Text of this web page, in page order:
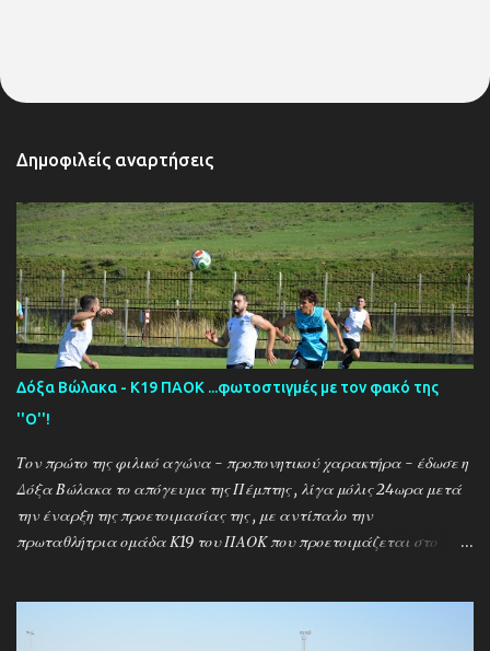
Δημοφιλείς αναρτήσεις
Δόξα Βώλακα - Κ19 ΠΑΟΚ ...φωτοστιγμές με τον φακό της
''Ο''!
Τον πρώτο της φιλικό αγώνα - προπονητικού χαρακτήρα - έδωσε η
Δόξα Βώλακα το απόγευμα της Πέμπτης , λίγα μόλις 24ωρα μετά
την έναρξη της προετοιμασίας της , με αντίπαλο την
πρωταθλήτρια ομάδα Κ19 του ΠΑΟΚ που προετοιμάζεται στο
έχουν ως νέο προπονητή τον Μαροκινό πρώην σταρ του ΠΑΟΚ και